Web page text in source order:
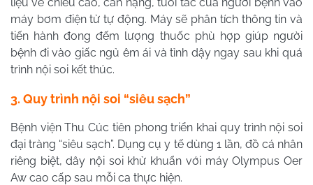
máy bơm điện tử tự động. Máy sẽ phân tích thông tin và
tiến hành đong đếm lượng thuốc phù hợp giúp người
bệnh đi vào giấc ngủ êm ái và tỉnh dậy ngay sau khi quá
trình nội soi kết thúc.
3. Quy trình nội soi “siêu sạch”
Bệnh viện Thu Cúc tiên phong triển khai quy trình nội soi
đại tràng “siêu sạch”. Dụng cụ y tế dùng 1 lần, đồ cá nhân
riêng biệt, dây nội soi khử khuẩn với máy Olympus Oer
Aw cao cấp sau mỗi ca thực hiện.